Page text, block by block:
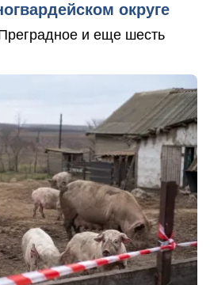
округе
и еще шесть